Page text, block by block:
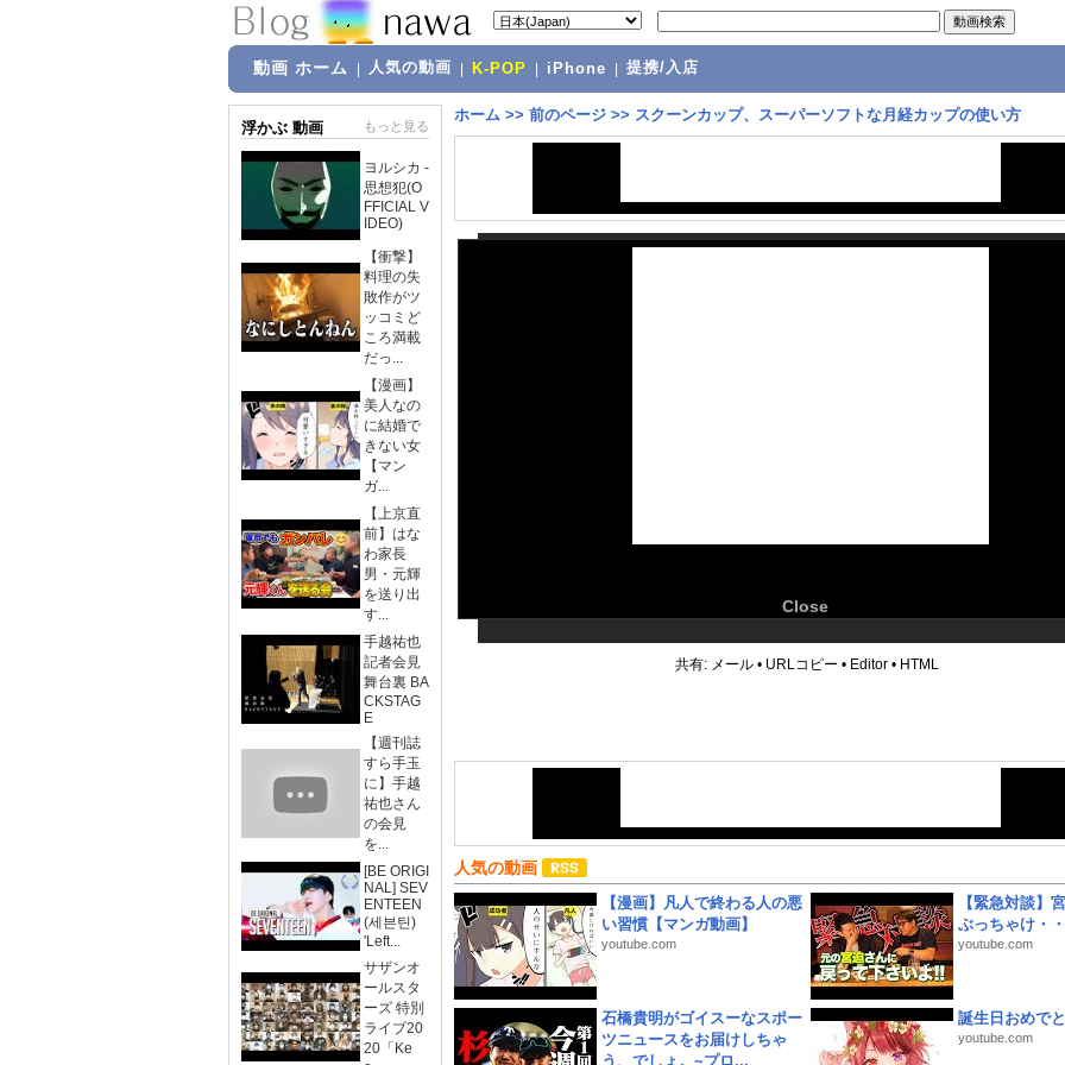
動画 ホーム 人気の動画 K-POP iPhone 提携/入店
浮かぶ 動画 もっと見る
ヨルシカ -
思想犯(O
FFICIAL V
IDEO)
【衝撃】
料理の失
敗作がツ
ッコミど
ころ満載
だっ...
【漫画】
美人なの
に結婚で
きない女
【マン
ガ...
【上京直
前】はな
わ家長
男・元輝
を送り出
す...
手越祐也
記者会見
舞台裏 BA
CKSTAG
E
【週刊誌
すら手玉
に】手越
祐也さん
の会見
を...
[BE ORIGI
NAL] SEV
ENTEEN
(세븐틴)
'Left...
サザンオ
ールスタ
ーズ 特別
ライブ20
20「Ke
ホーム >> 前のページ >> スクーンカップ、スーパーソフトな月経カップの使い方
Close
共有: メール • URLコピー • Editor • HTML
人気の動画
【漫画】凡人で終わる人の悪
い習慣【マンガ動画】
youtube.com
【緊急対談】
ぶっちゃけ・
youtube.com
石橋貴明がゴイスーなスポー
ツニュースをお届けしちゃ
う、でしょ。~プロ...
誕生日おめで
youtube.com